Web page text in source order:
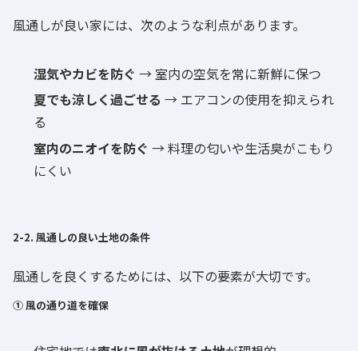
風通しが良い家には、次のような利点があります。
湿気やカビを防ぐ → 室内の空気を常に新鮮に保つ
夏でも涼しく過ごせる → エアコンの使用を抑えられ
る
室内のニオイを防ぐ → 料理の匂いや生活臭がこもり
にくい
2-2. 風通しの良い土地の条件
風通しを良くするためには、以下の要素が大切です。
① 風の通り道を確保